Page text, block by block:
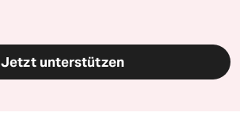
Jetzt unterstützen